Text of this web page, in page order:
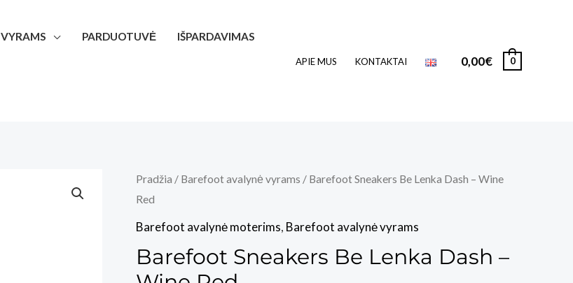
VYRAMS PARDUOTUVĖ IŠPARDAVIMAS
APIE MUS KONTAKTAI 0,00€ 0
Pradžia / Barefoot avalynė vyrams / Barefoot Sneakers Be Lenka Dash – Wine
Red
Barefoot avalynė moterims, Barefoot avalynė vyrams
Barefoot Sneakers Be Lenka Dash –